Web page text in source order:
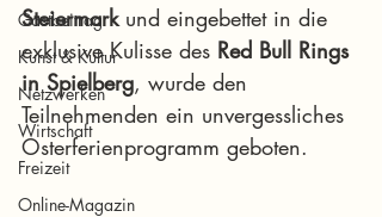
Gastbeitrag
Kunst & Kultur
Netzwerken
Wirtschaft
Freizeit
Online-Magazin
Steiermark und eingebettet in die
exklusive Kulisse des Red Bull Rings
in Spielberg, wurde den
Teilnehmenden ein unvergessliches
Osterferienprogramm geboten.